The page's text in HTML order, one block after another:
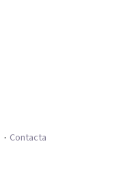
Contacta